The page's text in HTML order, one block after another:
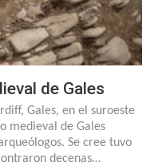
de Gales
Gales, en el suroeste
medieval de Gales
Se cree tuvo
decenas…